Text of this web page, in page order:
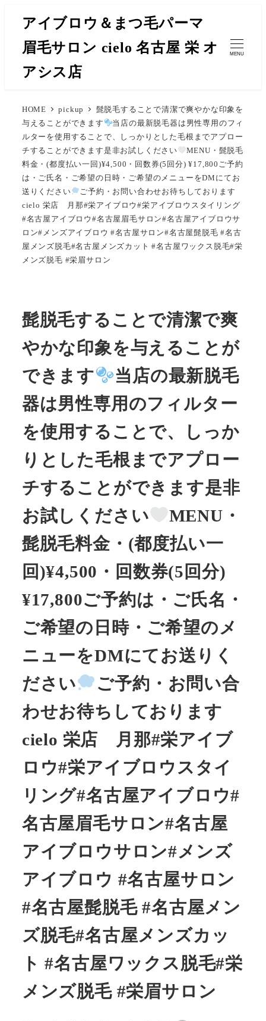
アイブロウ＆まつ毛パーマ
眉毛サロン cielo 名古屋 栄 オ
アシス店
MENU
HOME pickup
髭脱毛することで清潔で爽やかな印象を
与えることができます
当店の最新脱毛器は男性専用のフィ
ルターを使用することで、しっかりとした毛根までアプロー
チすることができます是非お試しください
MENU・髭脱毛
料金・(都度払い一回)¥4,500・回数券(5回分) ¥17,800ご予約
は・ご氏名・ご希望の日時・ご希望のメニューをDMにてお
送りください
ご予約・お問い合わせお待ちしております
cielo 栄店 月那#栄アイブロウ#栄アイブロウスタイリング
#名古屋アイブロウ#名古屋眉毛サロン#名古屋アイブロウサ
ロン#メンズアイブロウ #名古屋サロン#名古屋髭脱毛 #名古
屋メンズ脱毛#名古屋メンズカット #名古屋ワックス脱毛#栄
メンズ脱毛 #栄眉サロン
髭脱毛することで清潔で爽
やかな印象を与えることが
できます
当店の最新脱毛
器は男性専用のフィルター
を使用することで、しっか
りとした毛根までアプロー
チすることができます是非
お試しください
MENU・
髭脱毛料金・(都度払い一
回)¥4,500・回数券(5回分)
¥17,800ご予約は・ご氏名・
ご希望の日時・ご希望のメ
ニューをDMにてお送りく
ださい
ご予約・お問い合
わせお待ちしております
cielo 栄店 月那#栄アイブ
ロウ#栄アイブロウスタイ
リング#名古屋アイブロウ#
名古屋眉毛サロン#名古屋
アイブロウサロン#メンズ
アイブロウ #名古屋サロン
#名古屋髭脱毛 #名古屋メン
ズ脱毛#名古屋メンズカッ
ト #名古屋ワックス脱毛#栄
メンズ脱毛 #栄眉サロン